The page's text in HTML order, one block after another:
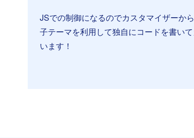
JSでの制御になるのでカスタマイザーか
子テーマを利用して独自にコードを書い
います！